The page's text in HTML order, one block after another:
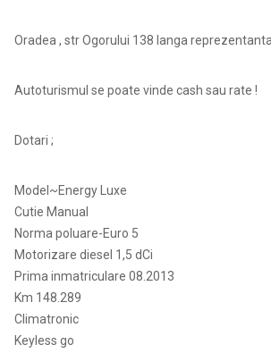
Oradea , str Ogorului 138 langa
Autoturismul se poate vinde cash sau rate !
Dotari ;
Model~Energy Luxe
Cutie Manual
Norma poluare-Euro 5
Motorizare diesel 1,5 dCi
Prima inmatriculare 08.2013
Km 148.289
Climatronic
Keyless go